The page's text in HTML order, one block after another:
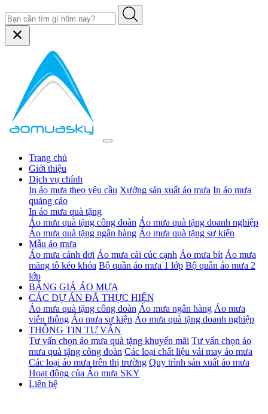
Trang chủ
Giới thiệu
Dịch vụ chính
In áo mưa theo yêu cầu Xưởng sản xuất áo mưa In áo mưa
quảng cáo
In áo mưa quà tặng
Áo mưa quà tặng công đoàn Áo mưa quà tặng doanh nghiệp
Áo mưa quà tặng ngân hàng Áo mưa quà tặng sự kiện
Mẫu áo mưa
Áo mưa cánh dơi Áo mưa cài cúc cạnh Áo mưa bít Áo mưa
măng tô kéo khóa Bộ quần áo mưa 1 lớp Bộ quần áo mưa 2
lớp
BẢNG GIÁ ÁO MƯA
CÁC DỰ ÁN ĐÃ THỰC HIỆN
Áo mưa quà tặng công đoàn Áo mưa ngân hàng Áo mưa
viễn thông Áo mưa sự kiện Áo mưa quà tặng doanh nghiệp
THÔNG TIN TƯ VẤN
Tư vấn chọn áo mưa quà tặng khuyến mãi Tư vấn chọn áo
mưa quà tặng công đoàn Các loại chất liệu vải may áo mưa
Các loại áo mưa trên thị trường Quy trình sản xuất áo mưa
Hoạt động của Áo mưa SKY
Liên hệ